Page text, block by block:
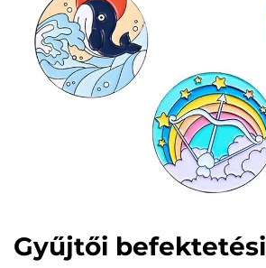
Gyűjtői befektetési